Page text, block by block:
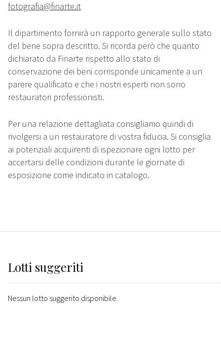
fotografia@finarte.it
Il dipartimento fornirà un rapporto generale sullo stato
del bene sopra descritto. Si ricorda però che quanto
dichiarato da Finarte rispetto allo stato di
conservazione dei beni corrisponde unicamente a un
parere qualificato e che i nostri esperti non sono
restauratori professionisti.
Per una relazione dettagliata consigliamo quindi di
rivolgersi a un restauratore di vostra fiducia. Si consiglia
ai potenziali acquirenti di ispezionare ogni lotto per
accertarsi delle condizioni durante le giornate di
esposizione come indicato in catalogo.
Lotti suggeriti
Nessun lotto suggerito disponibile.